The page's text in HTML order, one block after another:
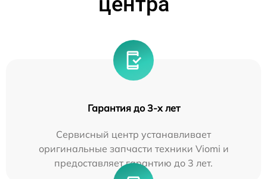
Гарантия до 3-х лет
Сервисный центр устанавливает
оригинальные запчасти техники Viomi и
предоставляет гарантию до 3 лет.